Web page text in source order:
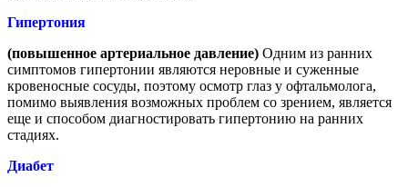
Гипертония
(повышенное артериальное давление) Одним из ранних
симптомов гипертонии являются неровные и суженные
кровеносные сосуды, поэтому осмотр глаз у офтальмолога,
помимо выявления возможных проблем со зре­нием, является
еще и способом диагностиро­вать гипертонию на ранних
стадиях.
Диабет